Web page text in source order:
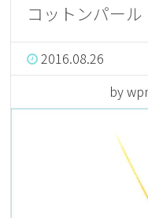
コットンパー
2016.08.26
by